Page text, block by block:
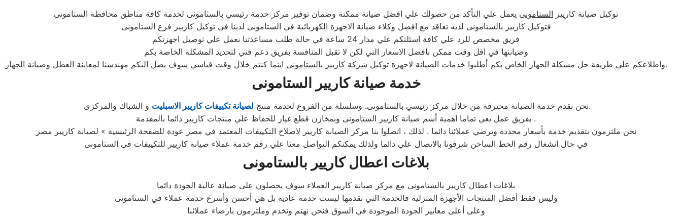
توكيل صيانة كاريير الستامونى يعمل علي التأكد من حصولك علي افضل صيانة ممكنة وضمان توفير مركز خدمة رئيسي بالستامونى لخدمة كافة مناطق محافظة الستامونى
فتوكيل كاريير بالستامونى لديه تعاقد مع افضل وكلاء صيانة الاجهزة الكهربائية في الستامونى لدينا في توكيل كاريير فرع الستامونى
فريق مخصص للرد علي كافة اسئلتكم علي مدار 24 ساعة في حالة طلب مساعدتنا نعمل علي توصيل اجهزتكم
وصيانتها في اقل وقت ممكن بافضل الاسعار التي لكن لا تقبل المنافسة بفريق دعم فني لتحديد المشكلة الخاصة بكم
واطلاعكم علي طريقة حل مشكلة الجهاز الخاص بكم أطلبوا خدمات الصيانة لاجهزة توكيل شركة كاريير بالستامونى اينما كنتم خلال وقت قياسي سوف يصل اليكم مهندسنا لمعاينة العطل وصيانة الجهاز.
خدمة صيانة كاريير الستامونى
نحن نقدم خدمة الصيانة محترفة من خلال مركز رئيسي بالستامونى. وسلسلة من الفروع لخدمة منتج لصيانة تكييفات كاريير الاسبليت
و الشباك والمركزى.
بفريق عمل يعي تماما اهمية أسم صيانة كاريير الستامونى وبمخازن قطع غيار للحفاظ علي منتجات كاريير دائما بالمقدمة .
نحن ملتزمون بتقديم خدمة بأسعار محددة وترضي عملائنا دائما . لذلك ، اتصلوا بنا مركز الصيانة كاريير لاصلاح التكييفات المعتمد في مصر عودة للصفحة الرئيسية » لصيانة كاريير مصر
في حال انشغال رقم الخط الساخن شرفونا بالاتصال علي دائما ولذلك يمكنكم التواصل معنا علي رقم خدمة عملاء صيانة كاريير للتكييفات فى الستامونى
بلاغات اعطال كاريير بالستامونى
بلاغات اعطال كاريير بالستامونى مع مركز صيانة كاريير العملاء سوف يحصلون على صيانة عالية الجودة دائما
وليس فقط أفضل المنتجات الأجهزة المنزلية فالخدمة التي نقدمها ليست خدمة عادية بل هي أحسن وأسرع خدمة عملاء في الستامونى
وعلى أعلى معايير الجودة الموجودة في السوق فنحن نهتم ونخدم وملتزمون بارضاء عملائنا